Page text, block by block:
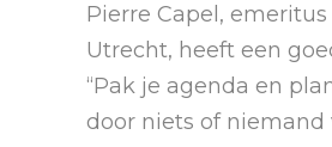
Pierre Capel,
Utrecht, heeft een
“Pak je agenda en
door niets of